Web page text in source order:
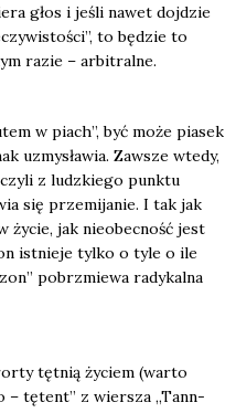
głos i jeśli nawet doj­dzie
to będzie to
razie – arbi­tral­ne.
w piach”, być może pia­sek
uzmy­sła­wia. Zawsze wte­dy,
czy­li z ludz­kie­go punk­tu
się prze­mi­ja­nie. I tak jak
życie, jak nie­obec­ność jest
ist­nie­je tyl­ko o tyle o ile
pobrzmie­wa rady­kal­na
tęt­nią życiem (war­to
– tętent” z wier­sza „Tan­n­